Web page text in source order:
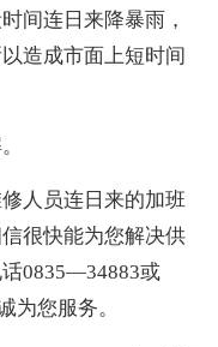
间连日来降暴雨，
造成市面上短时间
人员连日来的加班
很快能为您解决供
0835—34883或
为您服务。